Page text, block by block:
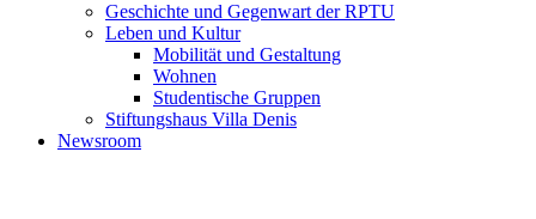
Geschichte und Gegenwart der RPTU
Leben und Kultur
Mobilität und Gestaltung
Wohnen
Studentische Gruppen
Stiftungshaus Villa Denis
Newsroom